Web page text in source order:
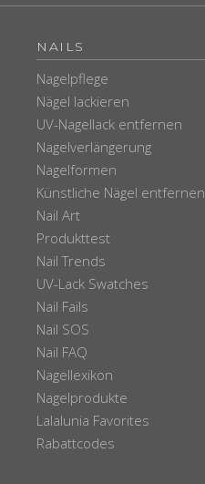
NAILS
Nagelpflege
Nägel lackieren
UV-Nagellack entfernen
Nagelverlängerung
Nagelformen
Künstliche Nägel entfernen
Nail Art
Produkttest
Nail Trends
UV-Lack Swatches
Nail Fails
Nail SOS
Nail FAQ
Nagellexikon
Nagelprodukte
Lalalunia Favorites
Rabattcodes